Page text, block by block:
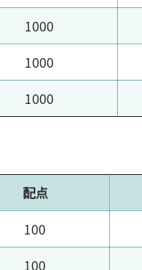
1000
1000
1000
配点
100
100